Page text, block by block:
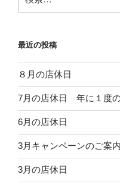
索:
最近の投稿
８月の店休日
7月の店休日 年に１度
6月の店休日
3月キャンペーンのご案内
3月の店休日